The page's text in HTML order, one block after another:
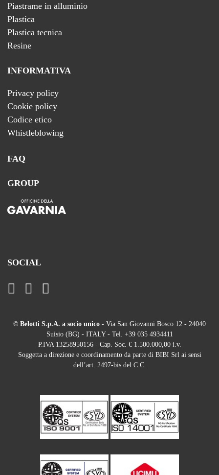
Piastrame in alluminio
Plastica
Plastica tecnica
Resine
INFORMATIVA
Privacy policy
Cookie policy
Codice etico
Whistleblowing
FAQ
GROUP
SOCIAL
© Belotti S.p.A. a socio unico - Via San Giovanni Bosco 12 - 24040
Suisio (BG) - ITALY - Tel. +39 035 4934411
P.IVA 13258950156 - Cap. Soc. € 1.500.000,00 i.v.
Soggetta a direzione e coordinamento da parte di BIBI Srl ai sensi
dell’art. 2497-bis del C.C.